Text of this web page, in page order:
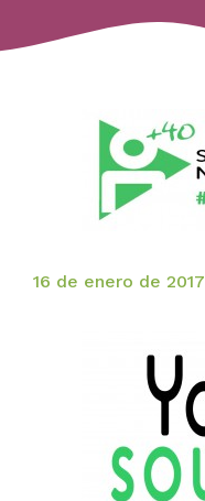
16 de enero de 2017